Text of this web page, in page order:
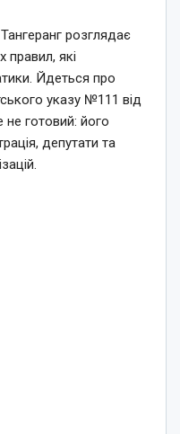
розглядає
правил, які
Йдеться про
указу №111 від
готовий: його
депутати та